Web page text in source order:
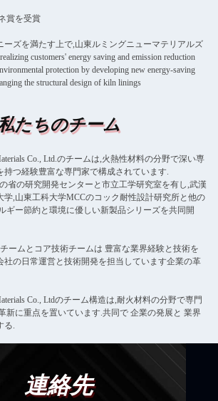
賞を受賞
ーズを満たす上で,山東ルミングニューマテリアルズ
customers' energy saving and emission reduction
protection by developing new energy-saving
the structural design of kiln linings
たちのチーム
Co., Ltd.のチームは,火熱性材料の分野で深い専
持つ経験豊富な専門家で構成されています.
省の研究開発センターと市立工学研究室を有し,武漢
学,山東工科大学MCCのコック耐性設計研究所と他の
ギー節約と環境に優しい新製品シリーズを共同開
ームとコア技術チームは 豊富な業界経験と技術を
社の日常運営と技術開発を担当しています企業の革
Co., Ltdのチーム構造は,耐火材料の分野で専門
新に重点を置いています.共同で 企業の発展と 業界
る.
連絡先